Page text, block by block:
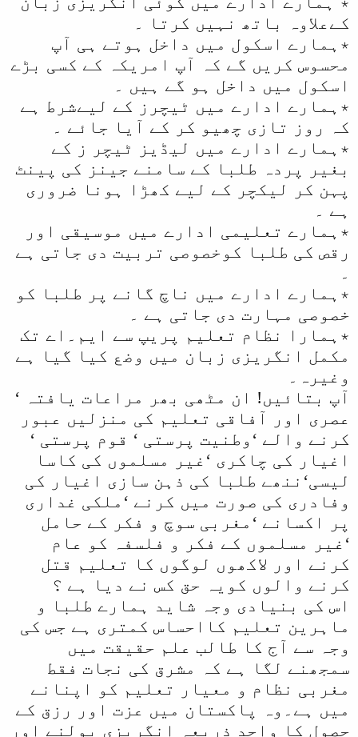
کےعلاوہ باتھ نہیں کرتا ۔
٭ہمارے اسکول میں داخل ہوتے ہی آپ
محسوس کریں گے کہ آپ امریکہ کے کسی بڑے
اسکول میں داخل ہو گے ہیں ۔
٭ہمارے ادارے میں ٹیچرز کے لیےشرط ہے
کہ روز تازی چھیو کر کے آیا جائے ۔
٭ہمارے ادارے میں لیڈیز ٹیچر ز کے
بغیر پردہ طلبا کے سامنے جینز کی پینٹ
پہن کر لیکچر کے لیے کھڑا ہونا ضروری
ہے ۔
٭ہمارے تعلیمی ادارے میں موسیقی اور
رقص کی طلبا کوخصوصی تربیت دی جاتی ہے
۔
٭ہمارے ادارے میں ناچ گانے پر طلبا کو
خصوصی مہارت دی جاتی ہے ۔
٭ہمارا نظام تعلیم پریپ سے ایم۔اے تک
مکمل انگریزی زبان میں وضع کیا گیا ہے
وغیرہ۔
آپ بتائیں! ان مٹھی بھر مراعات یافتہ ‘
عصری اور آفاقی تعلیم کی منزلیں عبور
کرنے والے ‘وطنیت پرستی ‘ قوم پرستی ‘
اغیار کی چاکری ‘غیر مسلموں کی کاسا
لیسی‘ننھے طلبا کی ذہن سازی اغیار کی
وفادری کی صورت میں کرنے ‘ملکی غداری
پر اکسانے ‘مغربی سوچ و فکر کے حامل
‘غیر مسلموں کے فکر و فلسفہ کو عام
کرنے اور لاکھوں لوگوں کا تعلیم قتل
کرنے والوں کویہ حق کس نے دیا ہے ؟
اس کی بنیادی وجہ شاید ہمارے طلبا و
ماہرین تعلیم کااحساس کمتری ہے جس کی
وجہ سے آج کا طالب علم حقیقت میں
سمجھنے لگا ہے کہ مشرق کی نجات فقط
مغربی نظام و معیار تعلیم کو اپنانے
میں ہے۔وہ پاکستان میں عزت اور رزق کے
حصول کا واحد ذریعہ انگریزی بولنے اور